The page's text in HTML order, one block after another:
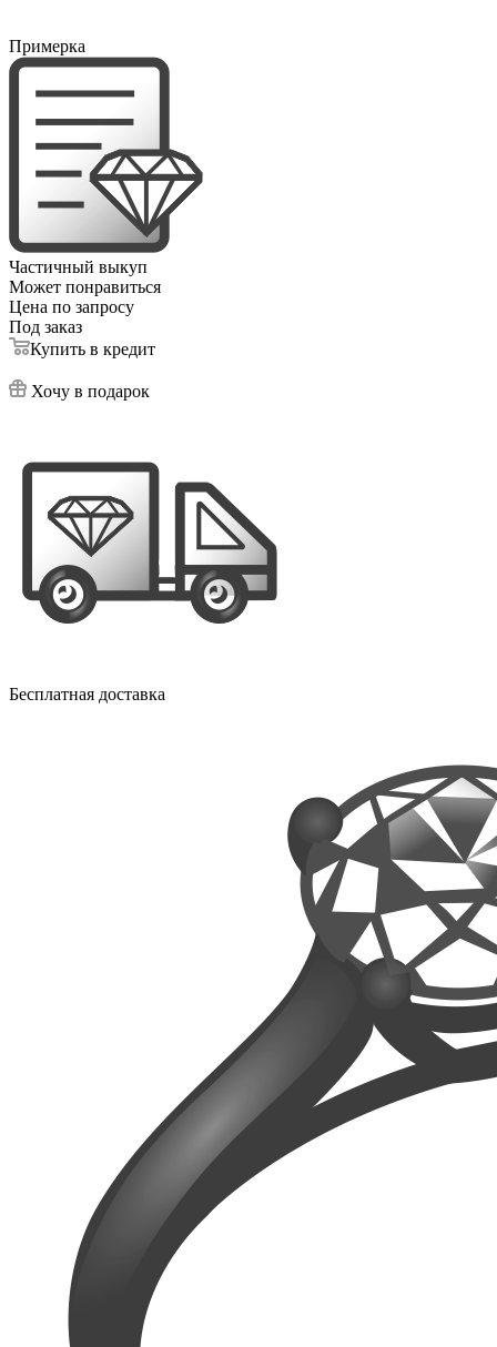
Примерка
Частичный выкуп
Может понравиться
Цена по запросу
Под заказ
Купить в кредит
Хочу в подарок
Бесплатная доставка